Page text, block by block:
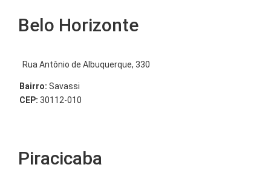
Belo Horizonte
Rua Antônio de Albuquerque, 330
Bairro: Savassi
CEP: 30112-010
Piracicaba